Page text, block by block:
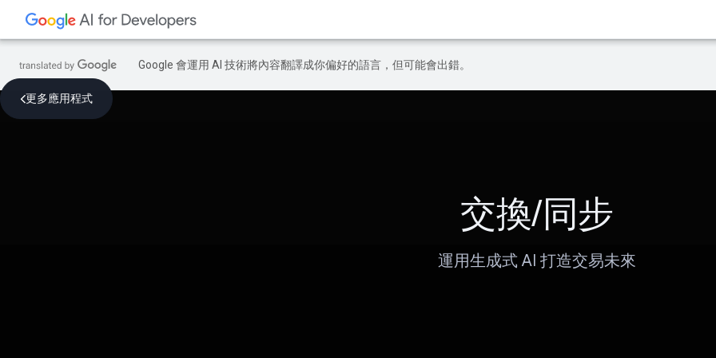
Google 會運用 AI 技術將內容翻譯成你偏好的語言，但可能會出錯。
更多應用程式
交換/同步
運用生成式 AI 打造交易未來